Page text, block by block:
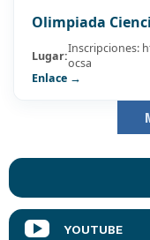
Olimpiada
Lugar:Inscripciones:
ocsa
Enlace →